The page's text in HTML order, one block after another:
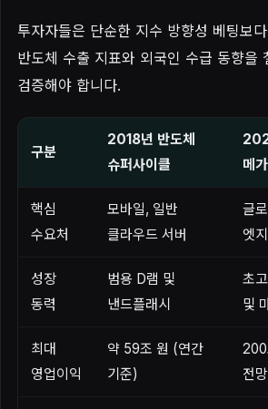
투자자들은 단순한 지수 방향성 베팅보
반도체 수출 지표와 외국인 수급 동향을
검증해야 합니다.
구분
2018년 반도체
슈퍼사이클
메
핵심
수요처
모바일, 일반
클라우드 서버
글
엣
성장
동력
범용 D램 및
낸드플래시
초
및
최대
영업이익
약 59조 원 (연간
기준)
200
전